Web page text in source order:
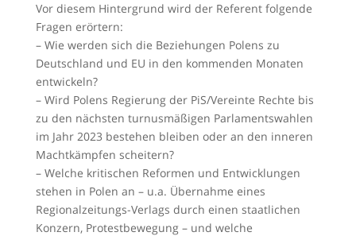
Vor diesem Hintergrund wird der Referent folgende
Fragen erörtern:
– Wie werden sich die Beziehungen Polens zu
Deutschland und EU in den kommenden Monaten
entwickeln?
– Wird Polens Regierung der PiS/Vereinte Rechte bis
zu den nächsten turnusmäßigen Parlamentswahlen
im Jahr 2023 bestehen bleiben oder an den inneren
Machtkämpfen scheitern?
– Welche kritischen Reformen und Entwicklungen
stehen in Polen an – u.a. Übernahme eines
Regionalzeitungs-Verlags durch einen staatlichen
Konzern, Protestbewegung – und welche